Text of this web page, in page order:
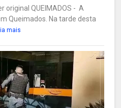
original QUEIMADOS - A
Queimados. Na tarde desta
mais